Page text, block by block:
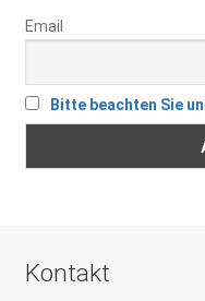
Email
Bitte beachten Sie
Kontakt